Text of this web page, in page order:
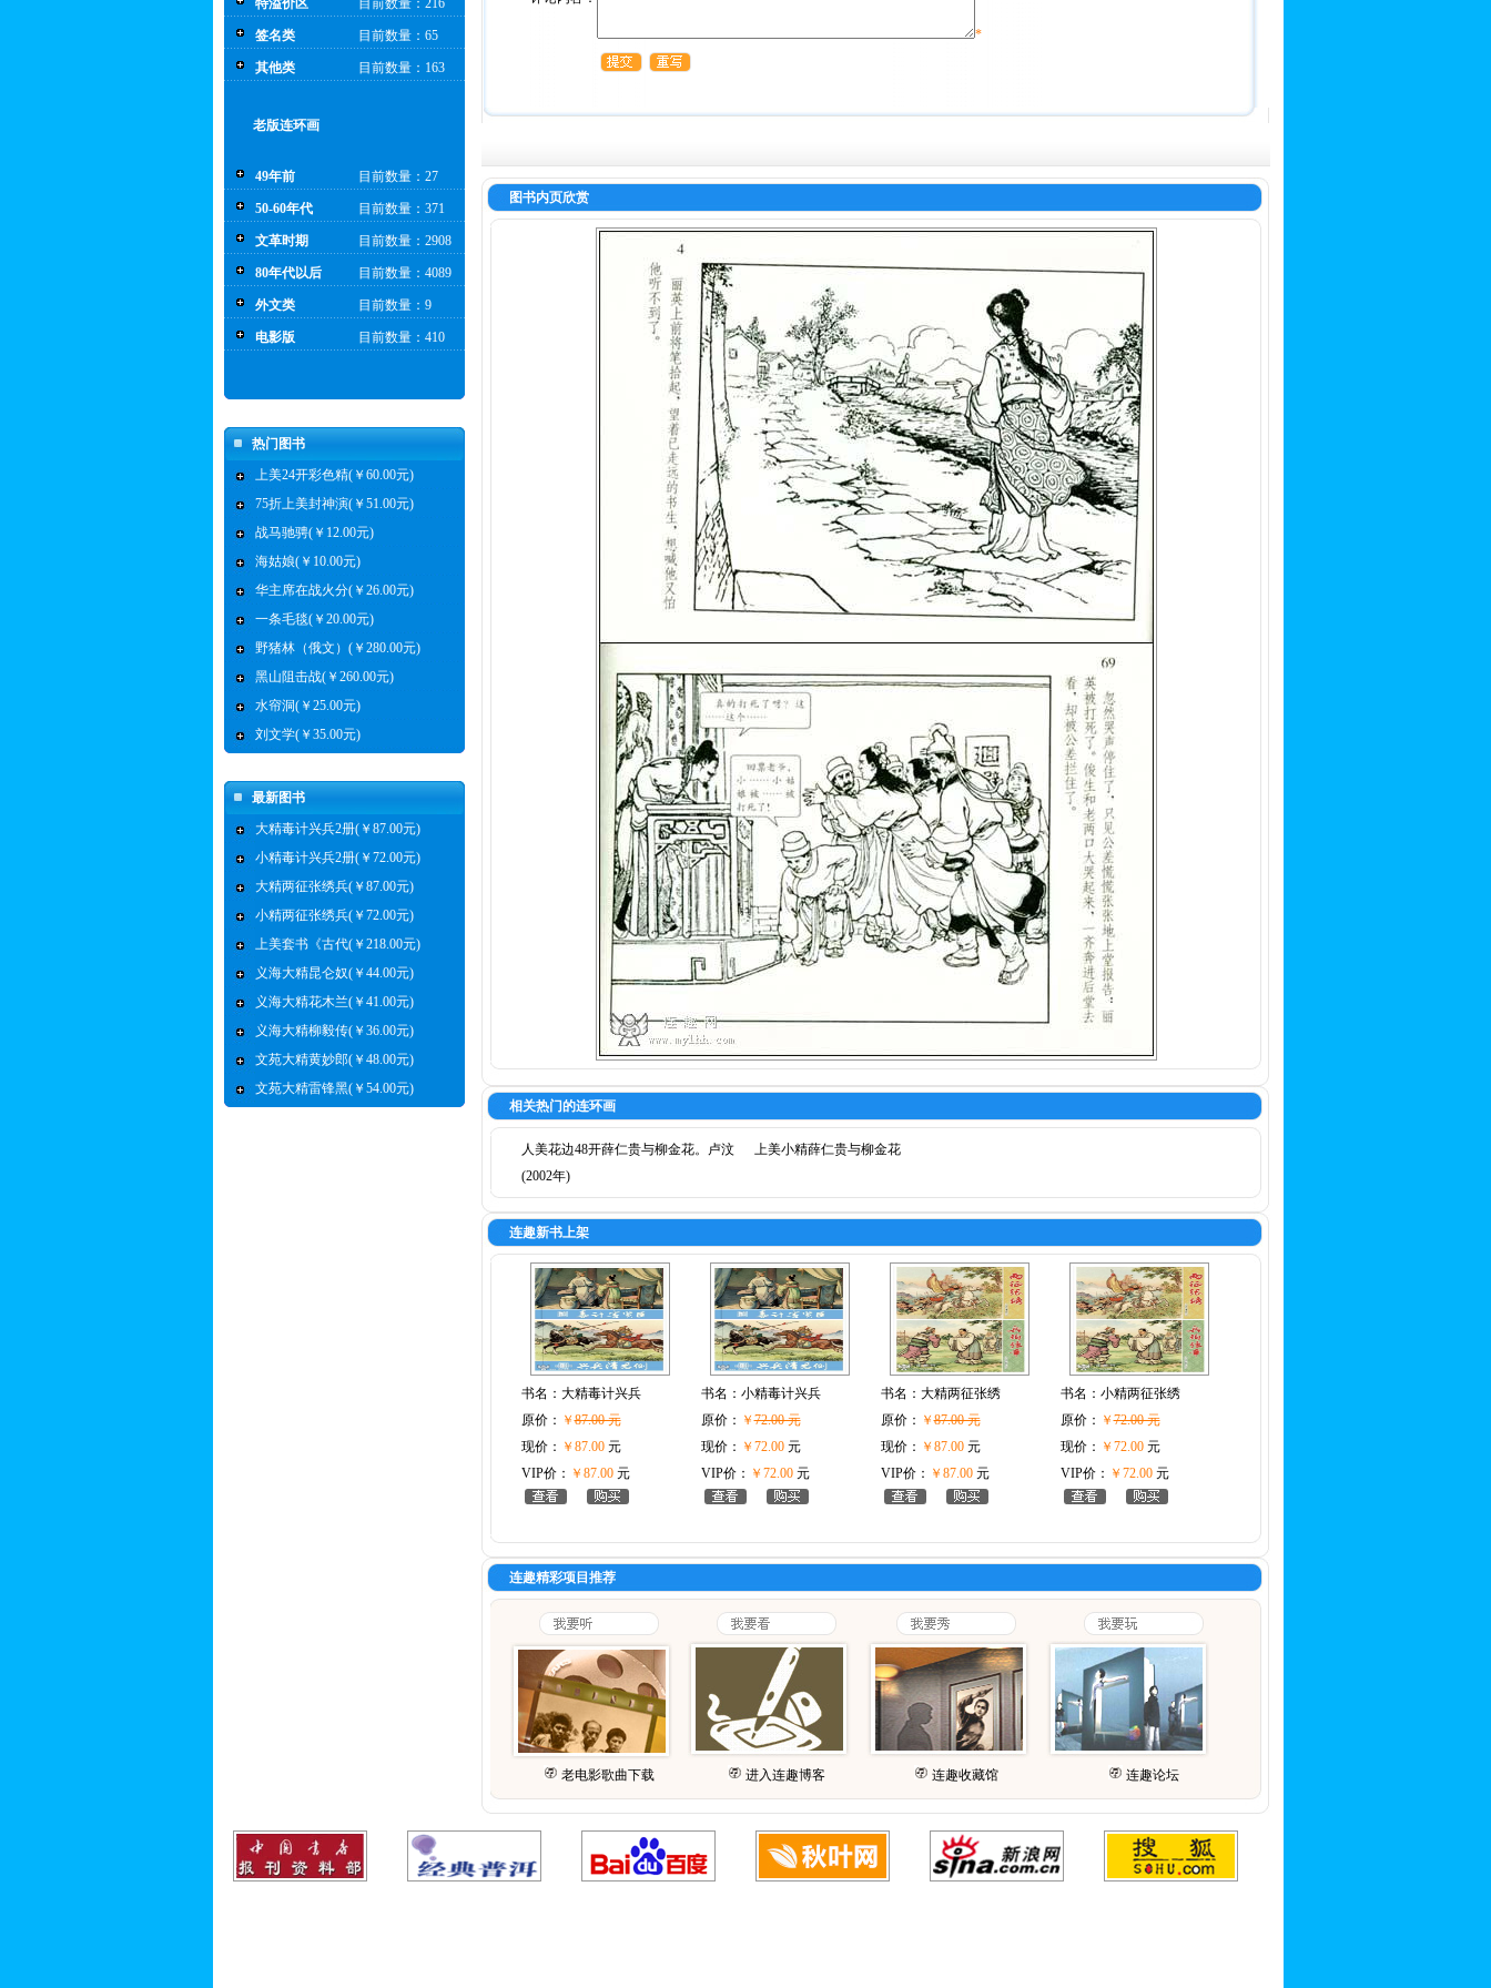
特溢价区 目前数量：216
签名类 目前数量：65
其他类 目前数量：163
老版连环画
49年前 目前数量：27
50-60年代 目前数量：371
文革时期 目前数量：2908
80年代以后 目前数量：4089
外文类 目前数量：9
电影版 目前数量：410
热门图书
上美24开彩色精(￥60.00元)
75折上美封神演(￥51.00元)
战马驰骋(￥12.00元)
海姑娘(￥10.00元)
华主席在战火分(￥26.00元)
一条毛毯(￥20.00元)
野猪林（俄文）(￥280.00元)
黑山阻击战(￥260.00元)
水帘洞(￥25.00元)
刘文学(￥35.00元)
最新图书
大精毒计兴兵2册(￥87.00元)
小精毒计兴兵2册(￥72.00元)
大精两征张绣兵(￥87.00元)
小精两征张绣兵(￥72.00元)
上美套书《古代(￥218.00元)
义海大精昆仑奴(￥44.00元)
义海大精花木兰(￥41.00元)
义海大精柳毅传(￥36.00元)
文苑大精黄妙郎(￥48.00元)
文苑大精雷锋黑(￥54.00元)
*
图书内页欣赏
相关热门的连环画
人美花边48开薛仁贵与柳金花。卢汶
(2002年)
上美小精薛仁贵与柳金花
连趣新书上架
书名： 大精毒计兴兵
原价： ￥87.00 元
现价： ￥87.00元
VIP价： ￥87.00元
书名： 小精毒计兴兵
原价： ￥72.00 元
现价： ￥72.00元
VIP价： ￥72.00元
书名： 大精两征张绣
原价： ￥87.00 元
现价： ￥87.00元
VIP价： ￥87.00元
书名： 小精两征张绣
原价： ￥72.00 元
现价： ￥72.00元
VIP价： ￥72.00元
连趣精彩项目推荐
老电影歌曲下载 进入连趣博客 连趣收藏馆 连趣论坛